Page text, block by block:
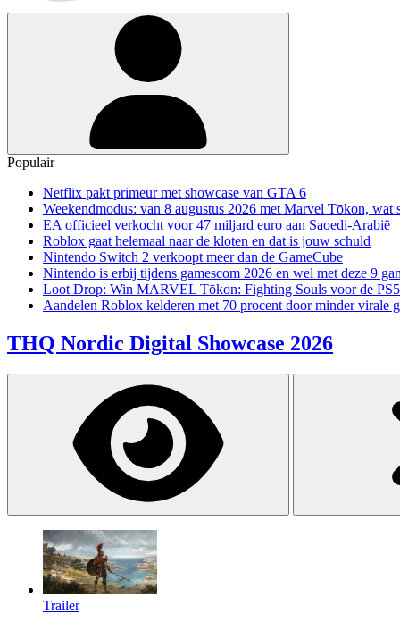
Populair
Netflix pakt primeur met showcase van GTA 6
Weekendmodus: van 8 augustus 2026 met Marvel Tōkon, wat
EA officieel verkocht voor 47 miljard euro aan Saoedi-Arabië
Roblox gaat helemaal naar de kloten en dat is jouw schuld
Nintendo Switch 2 verkoopt meer dan de GameCube
Nintendo is erbij tijdens gamescom 2026 en wel met deze 9
Loot Drop: Win MARVEL Tōkon: Fighting Souls voor de PS5
Aandelen Roblox kelderen met 70 procent door minder virale
THQ Nordic Digital Showcase 2026
Trailer